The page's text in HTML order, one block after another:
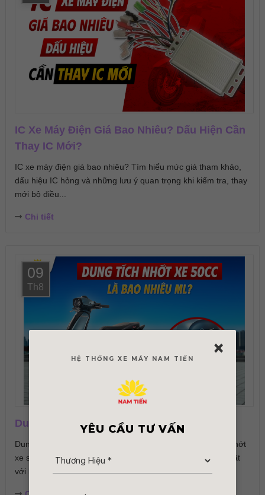
IC Xe Máy Điện Giá Bao Nhiêu? Dấu Hiện Cần
Thay IC Mới?
IC xe máy điện giá bao nhiêu? Tìm hiểu mức giá tham khảo,
dấu hiệu IC hỏng và những lưu ý quan trọng khi kiểm tra, thay
mới bộ điều...
Chi tiết
09
Th8
Dung Tích Nhớt Xe 50cc Là Bao Nhiêu ML?
Dung tích nhớt xe 50cc bao nhiêu là đủ? Tìm hiểu lượng nhớt
xe số, xe ga 50cc cần dùng và cách thay nhớt đúng kỹ thuật
với bài viết...
×
HỆ THỐNG XE MÁY NAM TIẾN
YÊU CẦU TƯ VẤN